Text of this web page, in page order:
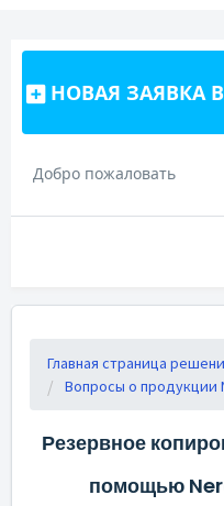
НОВАЯ ЗАЯВКА
Добро пожаловать
Главная страница
Вопросы о продукции
Резервное
помощью